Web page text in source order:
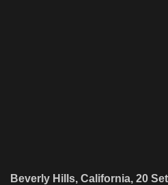
Beverly Hills, California, 20